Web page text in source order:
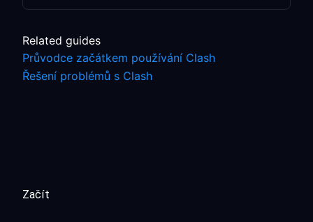
Related guides
Průvodce začátkem používání Clash
Řešení problémů s Clash
Začít